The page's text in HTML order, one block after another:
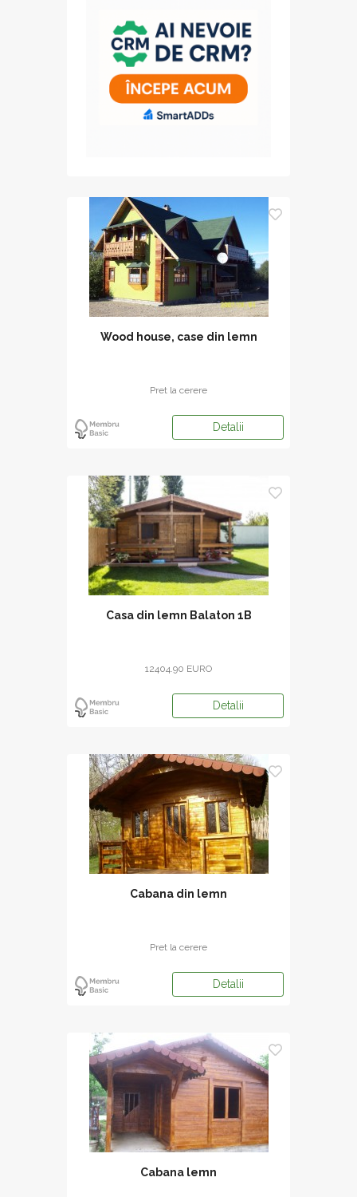
Wood house, case din lemn
Pret la cerere
Detalii
Casa din lemn Balaton 1B
12404.90 EURO
Detalii
Cabana din lemn
Pret la cerere
Detalii
Cabana lemn